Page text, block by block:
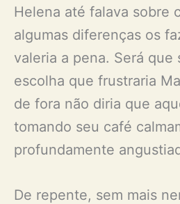
Helena até falava sobre
algumas diferenças os
valeria a pena. Será que
escolha que frustraria
de fora não diria que
tomando seu café
profundamente
De repente, sem mais